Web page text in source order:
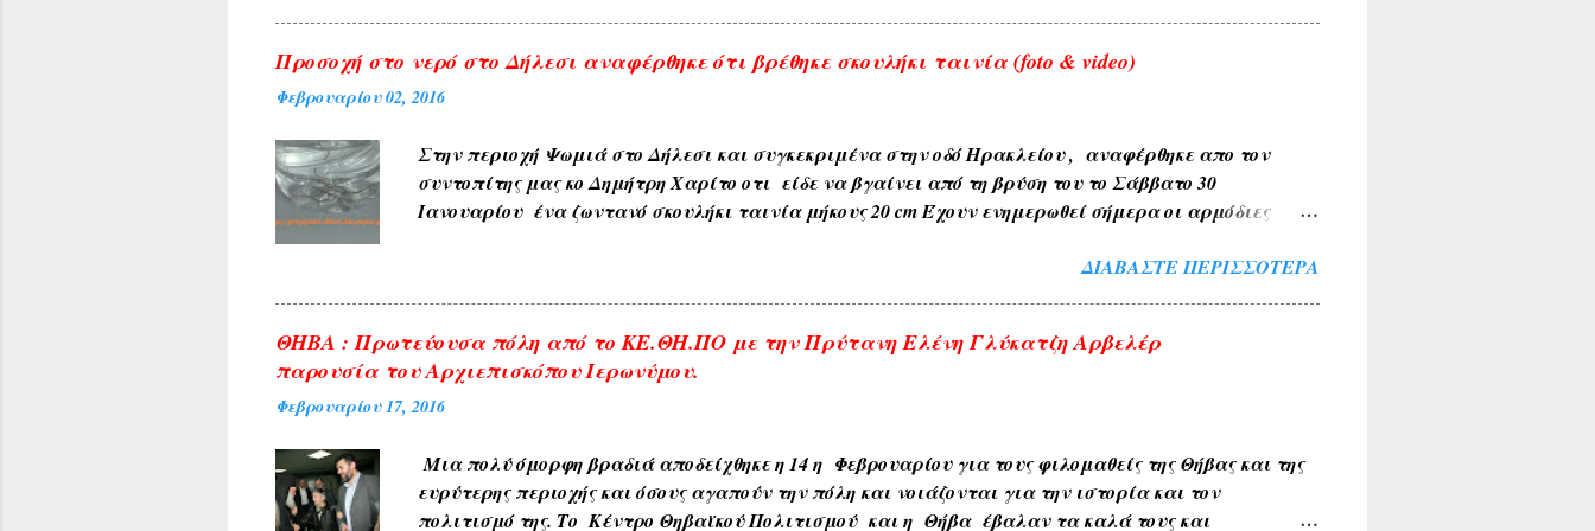
Προσοχή στο νερό στο Δήλεσι αναφέρθηκε ότι βρέθηκε σκουλήκι ταινία (foto & video)
Φεβρουαρίου 02, 2016
Στην περιοχή Ψωμιά στο Δήλεσι και συγκεκριμένα στην οδό Ηρακλείου , αναφέρθηκε απο τον
συντοπίτης μας κο Δημήτρη Χαρίτο οτι είδε να βγαίνει από τη βρύση του το Σάββατο 30
Ιανουαρίου ένα ζωντανό σκουλήκι ταινία μήκους 20 cm Έχουν ενημερωθεί σήμερα οι αρμόδιες
ανακοινώνεται με κάθε επιφύλαξη ώστε να είμαστε προσεκτικότεροι μέχρι την τελική διερεύνηση
δικαιώματα παρακαλώ ενημερώστε με για την αφαίρεση τους. Αναρτήσεις η αναδημοσιεύσεις,
από άλλες πηγές που αναρτώνται σε αυτό το blog εκφράζουν αυτούς που τα υπογραφούν. Σχόλια
που δημοσιεύονται σε αυτό το blog εκφράζουν αυτούς που τα γράφουν.
ΔΙΑΒΆΣΤΕ ΠΕΡΙΣΣΌΤΕΡΑ
ΘΗΒΑ : Πρωτεύουσα πόλη από το ΚΕ.ΘΗ.ΠΟ με την Πρύτανη Ελένη Γλύκατζη Αρβελέρ
παρουσία του Αρχιεπισκόπου Ιερωνύμου.
Φεβρουαρίου 17, 2016
Μια πολύ όμορφη βραδιά αποδείχθηκε η 14 η Φεβρουαρίου για τους φιλομαθείς της Θήβας και της
ευρύτερης περιοχής και όσους αγαπούν την πόλη και νοιάζονται για την ιστορία και τον
πολιτισμό της. Το Κέντρο Θηβαϊκού Πολιτισμού και η Θήβα έβαλαν τα καλά τους και